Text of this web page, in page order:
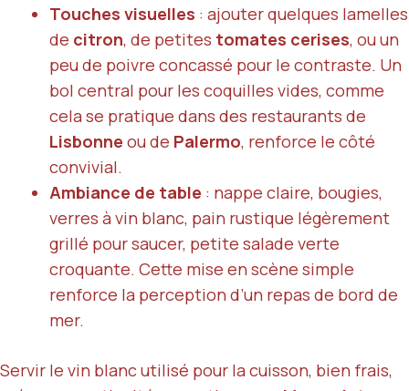
Touches visuelles : ajouter quelques lamelles
de citron, de petites tomates cerises, ou un
peu de poivre concassé pour le contraste. Un
bol central pour les coquilles vides, comme
cela se pratique dans des restaurants de
Lisbonne ou de Palermo, renforce le côté
convivial.
Ambiance de table : nappe claire, bougies,
verres à vin blanc, pain rustique légèrement
grillé pour saucer, petite salade verte
croquante. Cette mise en scène simple
renforce la perception d’un repas de bord de
mer.
Servir le vin blanc utilisé pour la cuisson, bien frais,